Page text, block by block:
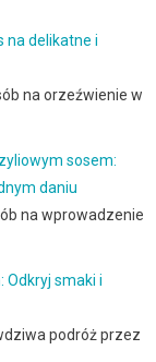
na delikatne i
na orzeźwienie w
sosem:
daniu
na wprowadzenie
Odkryj smaki i
podróż przez